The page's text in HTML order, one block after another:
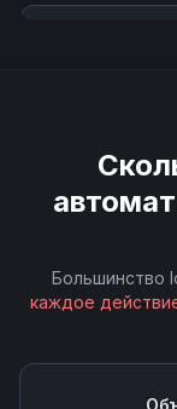
List Payouts
Retrieve
Retrieve
Replace Text
Большинство
каждое